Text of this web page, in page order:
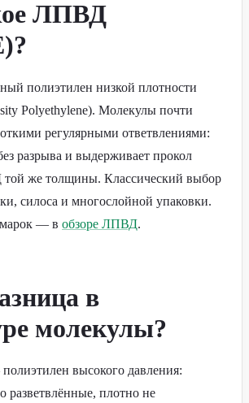
ЛПВД
полиэтилен низкой плотности
Polyethylene). Молекулы почти
регулярными ответвлениями:
разрыва и выдерживает прокол
же толщины. Классический выбор
силоса и многослойной упаковки.
— в обзоре ЛПВД.
в
молекулы?
высокого давления:
разветвлённые, плотно не